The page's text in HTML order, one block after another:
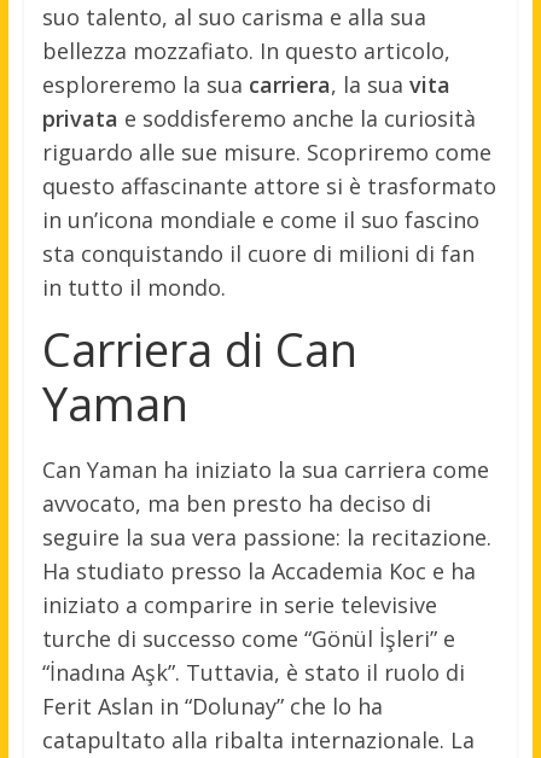
suo talento, al suo carisma e alla sua
bellezza mozzafiato. In questo articolo,
esploreremo la sua carriera, la sua vita
privata e soddisferemo anche la curiosità
riguardo alle sue misure. Scopriremo come
questo affascinante attore si è trasformato
in un’icona mondiale e come il suo fascino
sta conquistando il cuore di milioni di fan
in tutto il mondo.
Carriera di Can
Yaman
Can Yaman ha iniziato la sua carriera come
avvocato, ma ben presto ha deciso di
seguire la sua vera passione: la recitazione.
Ha studiato presso la Accademia Koc e ha
iniziato a comparire in serie televisive
turche di successo come “Gönül İşleri” e
“İnadına Aşk”. Tuttavia, è stato il ruolo di
Ferit Aslan in “Dolunay” che lo ha
catapultato alla ribalta internazionale. La